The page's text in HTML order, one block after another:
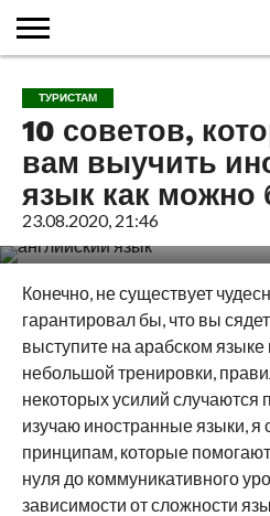
О
ВУЛКАНАХ
ВУЛКАНЫ
МИРА
КАЛЬДЕРЫ
НОВОСТИ
ФАКТЫ
ИСТОРИЯ
МОНИТОРИНГ
ВИДЕО
ТУРИСТАМ
О
САЙТЕ
КАРТА
САЙТА
КОНТАКТЫ
ТУРИСТАМ
10 советов,
вам выучить
язык как можно
23.08.2020, 21:46
Конечно, не существует
гарантировал бы, что вы
выступите на арабском
небольшой тренировки,
некоторых усилий случаются
изучаю иностранные языки,
принципам, которые
нуля до коммуникативного
зависимости от сложности